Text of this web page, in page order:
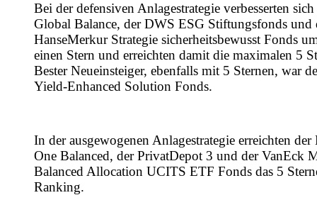
Bei der defensiven Anlagestrategie verbesserten
Global Balance, der DWS ESG Stiftungsfonds und
HanseMerkur Strategie sicherheitsbewusst Fonds
einen Stern und erreichten damit die maximalen 5
Bester Neueinsteiger, ebenfalls mit 5 Sternen, war
Yield-Enhanced Solution Fonds.
In der ausgewogenen Anlagestrategie erreichten der
One Balanced, der PrivatDepot 3 und der VanEck
Balanced Allocation UCITS ETF Fonds das 5
Ranking.